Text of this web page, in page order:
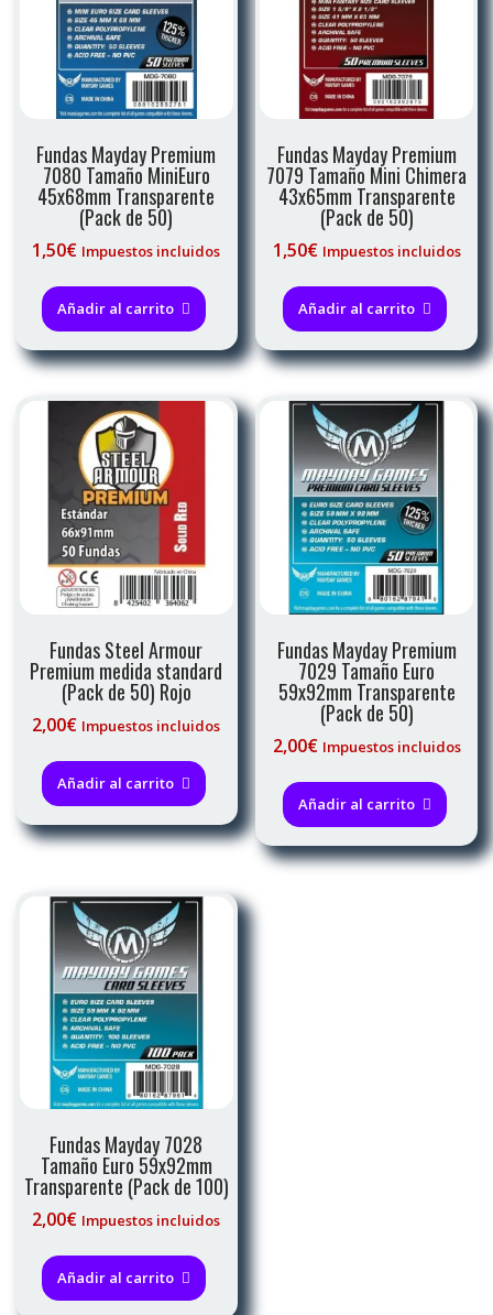
Fundas Mayday Premium
7080 Tamaño MiniEuro
45x68mm Transparente
(Pack de 50)
1,50€ Impuestos incluidos
Añadir al carrito
Fundas Mayday Premium
7079 Tamaño Mini Chimera
43x65mm Transparente
(Pack de 50)
1,50€ Impuestos incluidos
Añadir al carrito
Fundas Steel Armour
Premium medida standard
(Pack de 50) Rojo
2,00€ Impuestos incluidos
Añadir al carrito
Fundas Mayday Premium
7029 Tamaño Euro
59x92mm Transparente
(Pack de 50)
2,00€ Impuestos incluidos
Añadir al carrito
Fundas Mayday 7028
Tamaño Euro 59x92mm
Transparente (Pack de 100)
2,00€ Impuestos incluidos
Añadir al carrito